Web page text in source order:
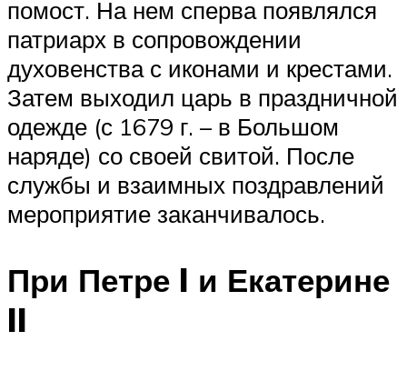
помост. На нем сперва появлялся
патриарх в сопровождении
духовенства с иконами и крестами.
Затем выходил царь в праздничной
одежде (с 1679 г. – в Большом
наряде) со своей свитой. После
службы и взаимных поздравлений
мероприятие заканчивалось.
При Петре I и Екатерине
II